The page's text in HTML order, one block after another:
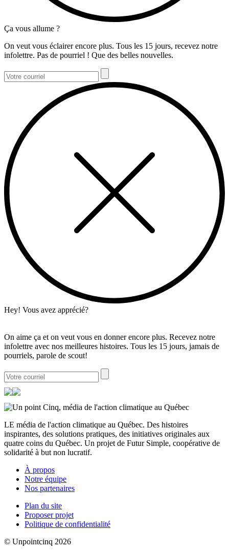
Ça vous allume ?
On veut vous éclairer encore plus. Tous les 15 jours, recevez notre
infolettre. Pas de pourriel ! Que des belles nouvelles.
Hey! Vous avez apprécié?
On aime ça et on veut vous en donner encore plus. Recevez notre
infolettre avec nos meilleures histoires. Tous les 15 jours, jamais de
pourriels, parole de scout!
LE média de l'action climatique au Québec. Des histoires
inspirantes, des solutions pratiques, des initiatives originales aux
quatre coins du Québec. Un projet de Futur Simple, coopérative de
solidarité à but non lucratif.
À propos
Notre équipe
Nos partenaires
Plan du site
Proposer projet
Politique de confidentialité
© Unpointcinq 2026